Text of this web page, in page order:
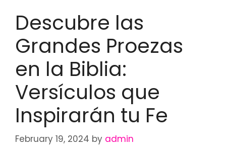
Descubre las
Grandes Proezas
en la Biblia:
Versículos que
Inspirarán tu Fe
February 19, 2024 by admin